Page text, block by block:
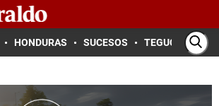
HONDURAS SUCESOS TEGUCIGALPA